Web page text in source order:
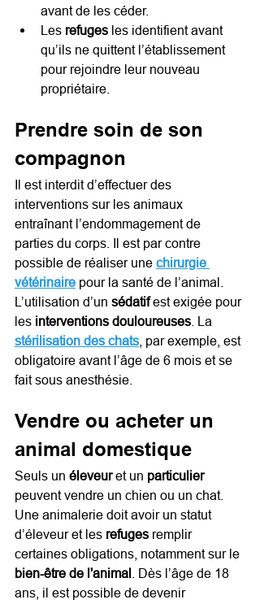
avant de les céder.
Les refuges les identifient avant
qu’ils ne quittent l’établissement
pour rejoindre leur nouveau
propriétaire.
Prendre soin de son
compagnon
Il est interdit d’effectuer des
interventions sur les animaux
entraînant l’endommagement de
parties du corps. Il est par contre
possible de réaliser une chirurgie
vétérinaire pour la santé de l’animal.
L’utilisation d’un sédatif est exigée pour
les interventions douloureuses . La
stérilisation des chats , par exemple, est
obligatoire avant l’âge de 6 mois et se
fait sous anesthésie.
Vendre ou acheter un
animal domestique
Seuls un éleveur et un particulier
peuvent vendre un chien ou un chat.
Une animalerie doit avoir un statut
d’éleveur et les refuges remplir
certaines obligations, notamment sur le
bien-être de l'animal . Dès l’âge de 18
ans, il est possible de devenir